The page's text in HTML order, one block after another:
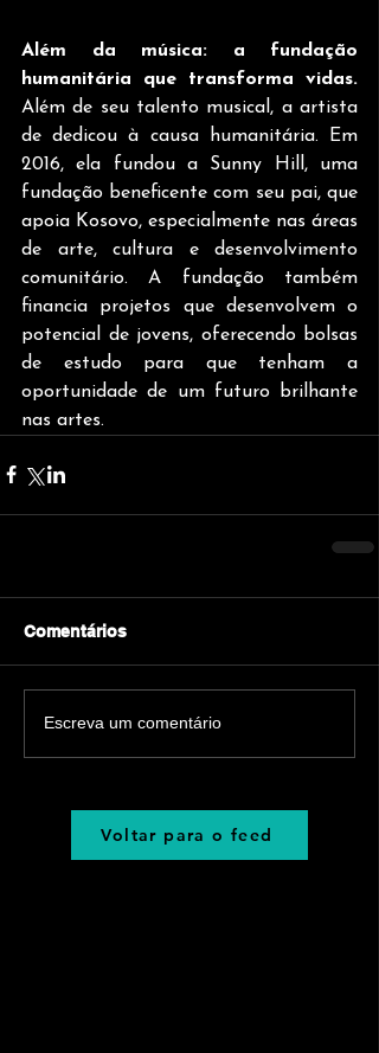
Além da música: a fundação
humanitária que transforma vidas.
Além de seu talento musical, a artista
de dedicou à causa humanitária. Em
2016, ela fundou a Sunny Hill, uma
fundação beneficente com seu pai, que
apoia Kosovo, especialmente nas áreas
de arte, cultura e desenvolvimento
comunitário. A fundação também
financia projetos que desenvolvem o
potencial de jovens, oferecendo bolsas
de estudo para que tenham a
oportunidade de um futuro brilhante
nas artes.
Comentários
Escreva um comentário
Voltar para o feed